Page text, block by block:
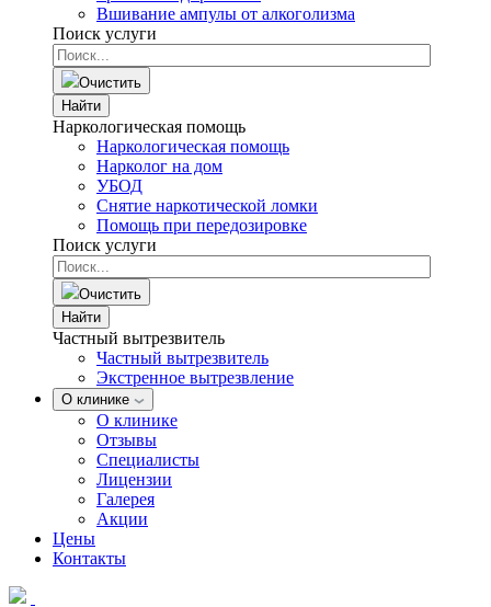
Вшивание ампулы от алкоголизма
Поиск услуги
Очистить
Найти
Наркологическая помощь
Наркологическая помощь
Нарколог на дом
УБОД
Снятие наркотической ломки
Помощь при передозировке
Поиск услуги
Очистить
Найти
Частный вытрезвитель
Частный вытрезвитель
Экстренное вытрезвление
О клинике
О клинике
Отзывы
Специалисты
Лицензии
Галерея
Акции
Цены
Контакты